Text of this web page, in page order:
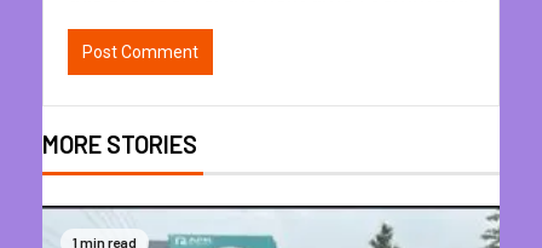
MORE STORIES
1 min read